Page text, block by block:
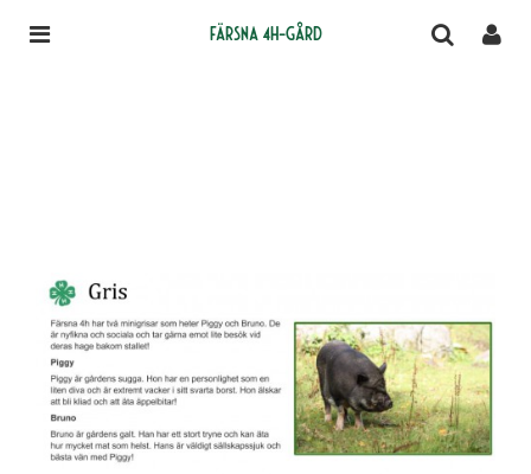
Färsna 4H-gård